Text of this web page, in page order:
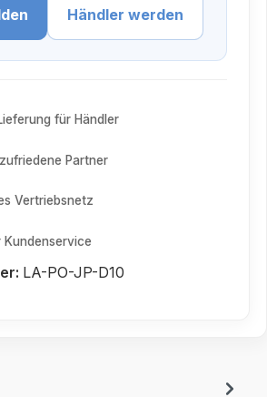
Händler werden
für Händler
Partner
Vertriebsnetz
Kundenservice
LA-PO-JP-D10